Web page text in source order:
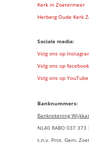
Kerk in Zoetermeer
Herberg Oude Kerk
Sociale media:
Volg ons op
Volg ons op facebook
Volg ons op YouTube
Banknummers:
Bankrekening
NL40 RABO 037 373
t.n.v. Prot. Gem.